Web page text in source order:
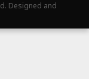
Designed and